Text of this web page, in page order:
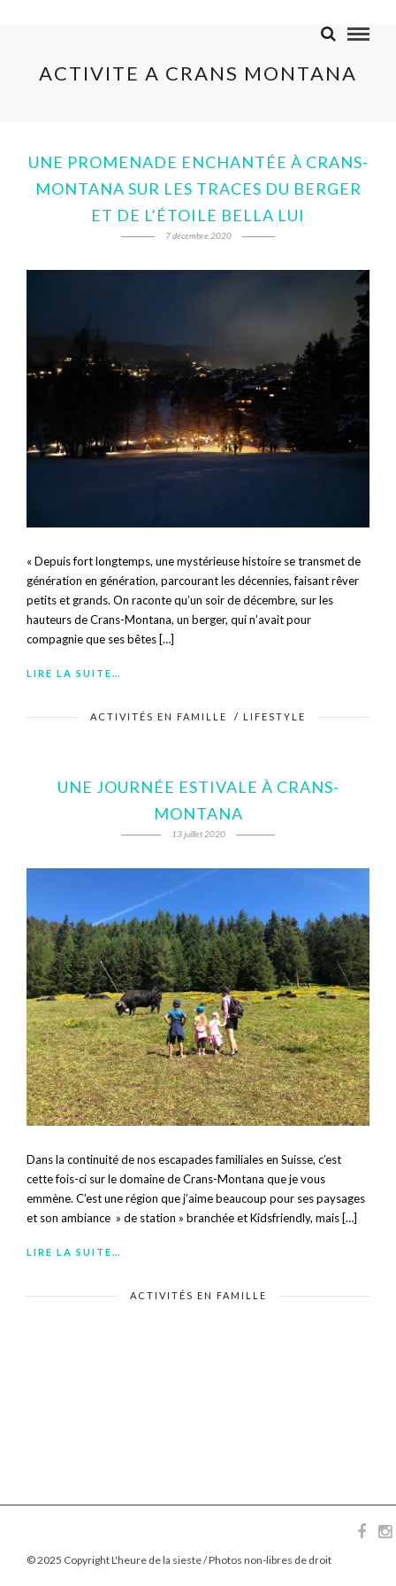
ACTIVITE A CRANS MONTANA
UNE PROMENADE ENCHANTÉE À CRANS-
MONTANA SUR LES TRACES DU BERGER
ET DE L’ÉTOILE BELLA LUI
7 décembre 2020
« Depuis fort longtemps, une mystérieuse histoire se transmet de
génération en génération, parcourant les décennies, faisant rêver
petits et grands. On raconte qu’un soir de décembre, sur les
hauteurs de Crans-Montana, un berger, qui n’avait pour
compagnie que ses bêtes […]
LIRE LA SUITE…
ACTIVITÉS EN FAMILLE / LIFESTYLE
UNE JOURNÉE ESTIVALE À CRANS-
MONTANA
13 juillet 2020
Dans la continuité de nos escapades familiales en Suisse, c’est
cette fois-ci sur le domaine de Crans-Montana que je vous
emmène. C’est une région que j’aime beaucoup pour ses paysages
et son ambiance » de station » branchée et Kidsfriendly, mais […]
LIRE LA SUITE…
ACTIVITÉS EN FAMILLE
© 2025 Copyright L'heure de la sieste / Photos non-libres de droit